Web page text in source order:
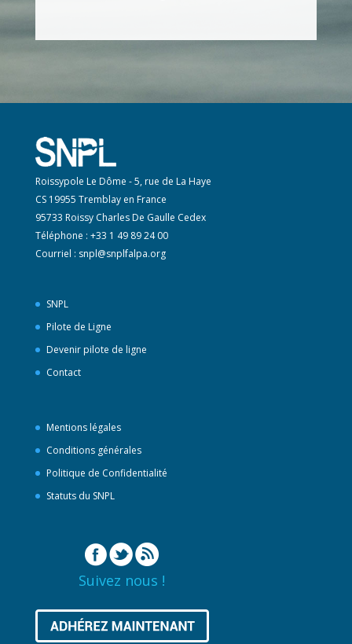
Roissypole Le Dôme - 5, rue de La Haye
CS 19955 Tremblay en France
95733 Roissy Charles De Gaulle Cedex
Téléphone : +33 1 49 89 24 00
Courriel : snpl@snplfalpa.org
SNPL
Pilote de Ligne
Devenir pilote de ligne
Contact
Mentions légales
Conditions générales
Politique de Confidentialité
Statuts du SNPL
Suivez nous !